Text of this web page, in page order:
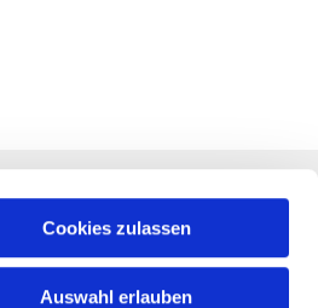
Cookies zulassen
Auswahl erlauben